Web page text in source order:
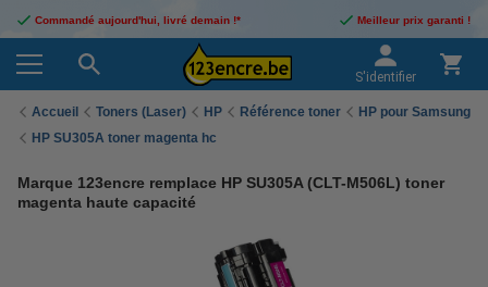
Commandé aujourd'hui, livré demain !* Meilleur prix garanti !
S'identifier
Accueil Toners (Laser) HP Référence toner
HP pour Samsung
HP SU305A toner magenta hc
Marque 123encre remplace HP SU305A (CLT-M506L) toner
magenta haute capacité